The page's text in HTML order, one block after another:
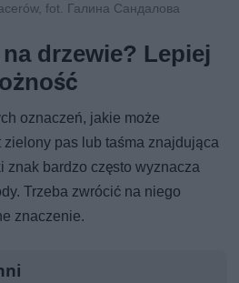
fot. Галина Сандалова
drzewie? Lepiej
oznaczeń, jakie może
pas lub taśma znajdująca
znak bardzo często wyznacza
Trzeba zwrócić na niego
znaczenie.